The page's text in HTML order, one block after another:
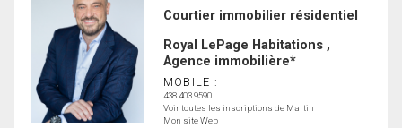
Courtier immobilier résidentiel
Royal LePage Habitations ,
Agence immobilière*
MOBILE :
438.403.9590
Voir toutes les inscriptions de Martin
Mon site Web